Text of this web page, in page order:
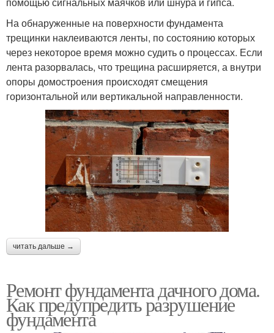
На обнаруженные на поверхности фундамента
трещинки наклеиваются ленты, по состоянию которых
через некоторое время можно судить о процессах. Если
лента разорвалась, что трещина расширяется, а внутри
опоры домостроения происходят смещения
горизонтальной или вертикальной направленности.
читать дальше →
Ремонт фундамента дачного дома.
Как предупредить разрушение
фундамента